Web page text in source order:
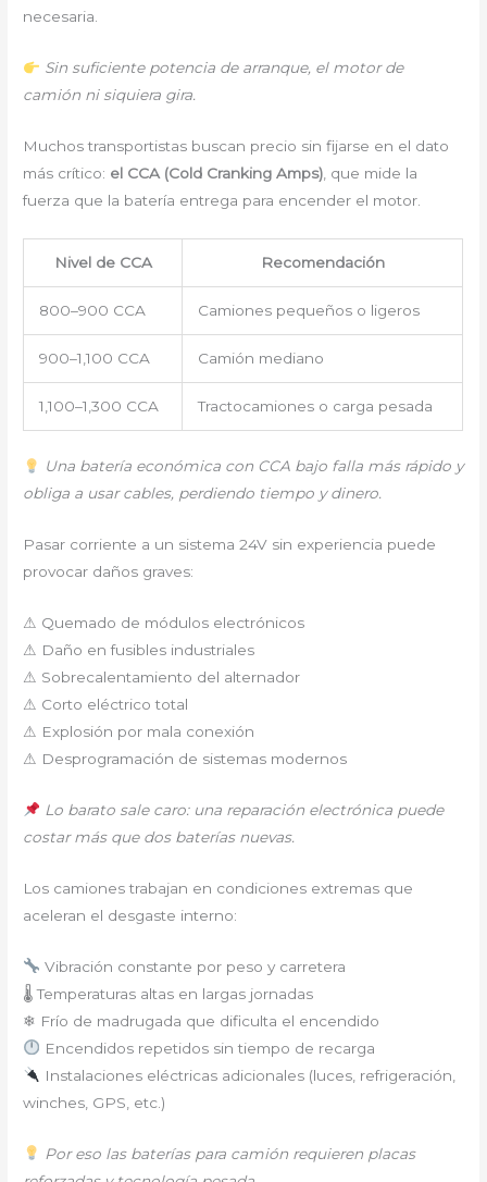
necesaria.
Sin suficiente potencia de arranque, el motor de
camión ni siquiera gira.
Muchos transportistas buscan precio sin fijarse en el dato
más crítico: el CCA (Cold Cranking Amps) , que mide la
fuerza que la batería entrega para encender el motor.
Nivel de CCA Recomendación
800–900 CCA Camiones pequeños o ligeros
900–1,100 CCA Camión mediano
1,100–1,300 CCA Tractocamiones o carga pesada
Una batería económica con CCA bajo falla más rápido y
obliga a usar cables, perdiendo tiempo y dinero.
Pasar corriente a un sistema 24V sin experiencia puede
provocar daños graves:
⚠ Quemado de módulos electrónicos
⚠ Daño en fusibles industriales
⚠ Sobrecalentamiento del alternador
⚠ Corto eléctrico total
⚠ Explosión por mala conexión
⚠ Desprogramación de sistemas modernos
Lo barato sale caro: una reparación electrónica puede
costar más que dos baterías nuevas.
Los camiones trabajan en condiciones extremas que
aceleran el desgaste interno:
Vibración constante por peso y carretera
🌡 Temperaturas altas en largas jornadas
❄ Frío de madrugada que dificulta el encendido
Encendidos repetidos sin tiempo de recarga
Instalaciones eléctricas adicionales (luces, refrigeración,
winches, GPS, etc.)
Por eso las baterías para camión requieren placas